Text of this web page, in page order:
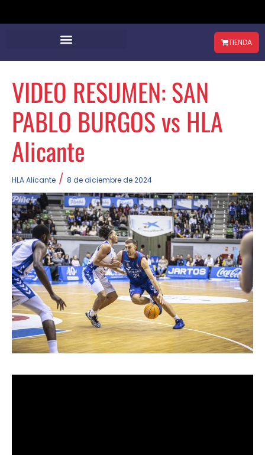
TIENDA
VIDEO RESUMEN: SAN
PABLO BURGOS vs HLA
Alicante
HLA Alicante / 8 de diciembre de 2024